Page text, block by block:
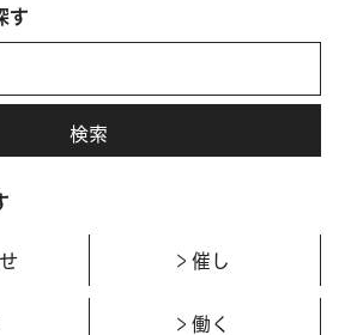
す
催し
働く